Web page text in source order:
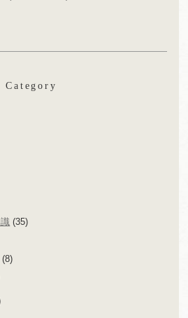
Category
(35)
(8)